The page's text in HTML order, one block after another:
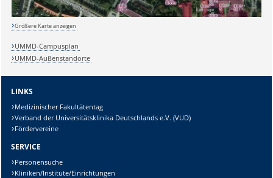
Sicherheitsabfrage:
Größere Karte anzeigen
UMMD-Campusplan
UMMD-Außenstandorte
LINKS
Medizinischer Fakultätentag
Verband der Universitätsklinika Deutschlands e.V. (VUD)
Fördervereine
SERVICE
Personensuche
Kliniken/Institute/Einrichtungen